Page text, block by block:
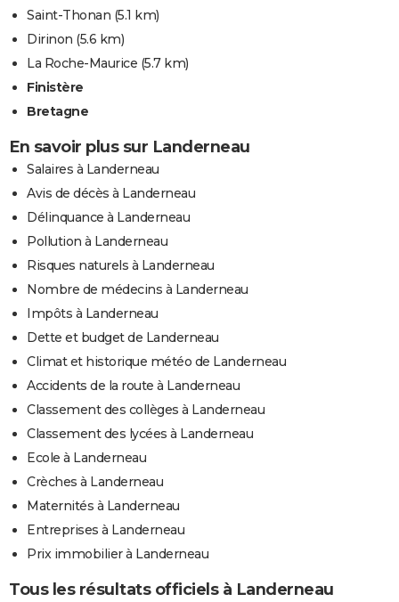
Saint-Thonan (5.1 km)
Dirinon (5.6 km)
La Roche-Maurice (5.7 km)
Finistère
Bretagne
En savoir plus sur Landerneau
Salaires à Landerneau
Avis de décès à Landerneau
Délinquance à Landerneau
Pollution à Landerneau
Risques naturels à Landerneau
Nombre de médecins à Landerneau
Impôts à Landerneau
Dette et budget de Landerneau
Climat et historique météo de Landerneau
Accidents de la route à Landerneau
Classement des collèges à Landerneau
Classement des lycées à Landerneau
Ecole à Landerneau
Crèches à Landerneau
Maternités à Landerneau
Entreprises à Landerneau
Prix immobilier à Landerneau
Tous les résultats officiels à Landerneau